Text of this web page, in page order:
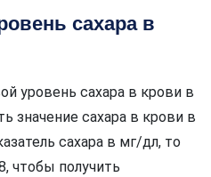
сахара в
уровень сахара в крови в
значение сахара в крови в
сахара в мг/дл, то
чтобы получить